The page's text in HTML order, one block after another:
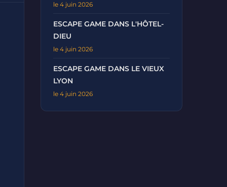
le 4 juin 2026
ESCAPE GAME DANS L'HÔTEL-
DIEU
le 4 juin 2026
ESCAPE GAME DANS LE VIEUX
LYON
le 4 juin 2026